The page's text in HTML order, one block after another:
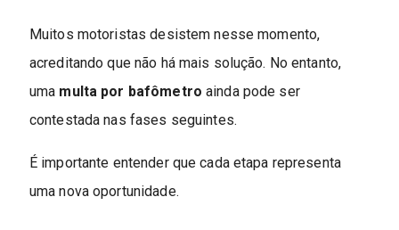
Muitos motoristas desistem nesse momento,
acreditando que não há mais solução. No entanto,
uma multa por bafômetro ainda pode ser
contestada nas fases seguintes.
É importante entender que cada etapa representa
uma nova oportunidade.